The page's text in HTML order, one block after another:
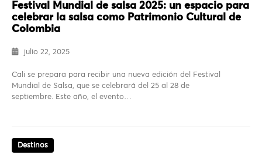
Festival Mundial de salsa 2025: un espacio para
celebrar la salsa como Patrimonio Cultural de
Colombia
julio 22, 2025
Cali se prepara para recibir una nueva edición del Festival
Mundial de Salsa, que se celebrará del 25 al 28 de
septiembre. Este año, el evento…
Destinos